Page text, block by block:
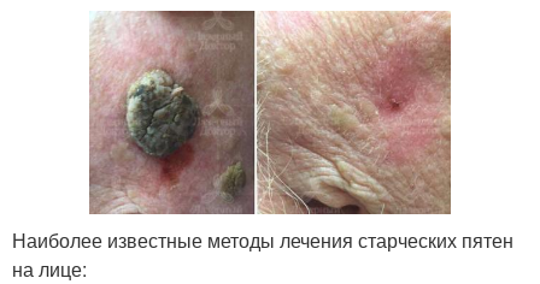
Наиболее известные методы лечения старческих пятен
на лице: